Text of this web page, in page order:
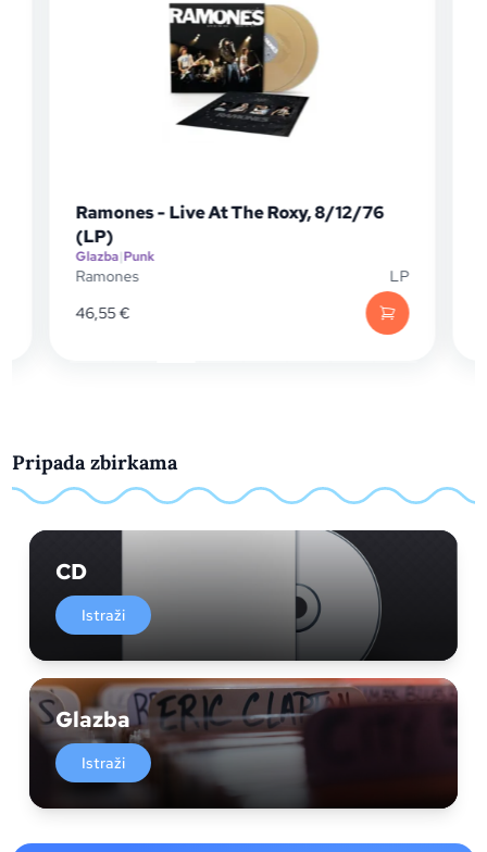
Ramones - Live At The Roxy, 8/12/76
(LP)
Glazba|Punk
Ramones
LP
46,55€
Pripada zbirkama
CD
Istraži
Glazba
Istraži